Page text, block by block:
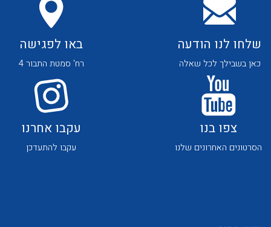
לכל מוצרי היצרן
שלחו לנו הודעה
כאן בשבילך לכל שאלה
באו לפגישה
רח' סמטת התבור 4
צפו בנו
הסרטונים האחרונים שלנו
עקבו אחרנו
עקבו להתעדכן